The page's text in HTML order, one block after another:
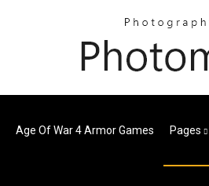
Age Of War 4 Armor Games Pages